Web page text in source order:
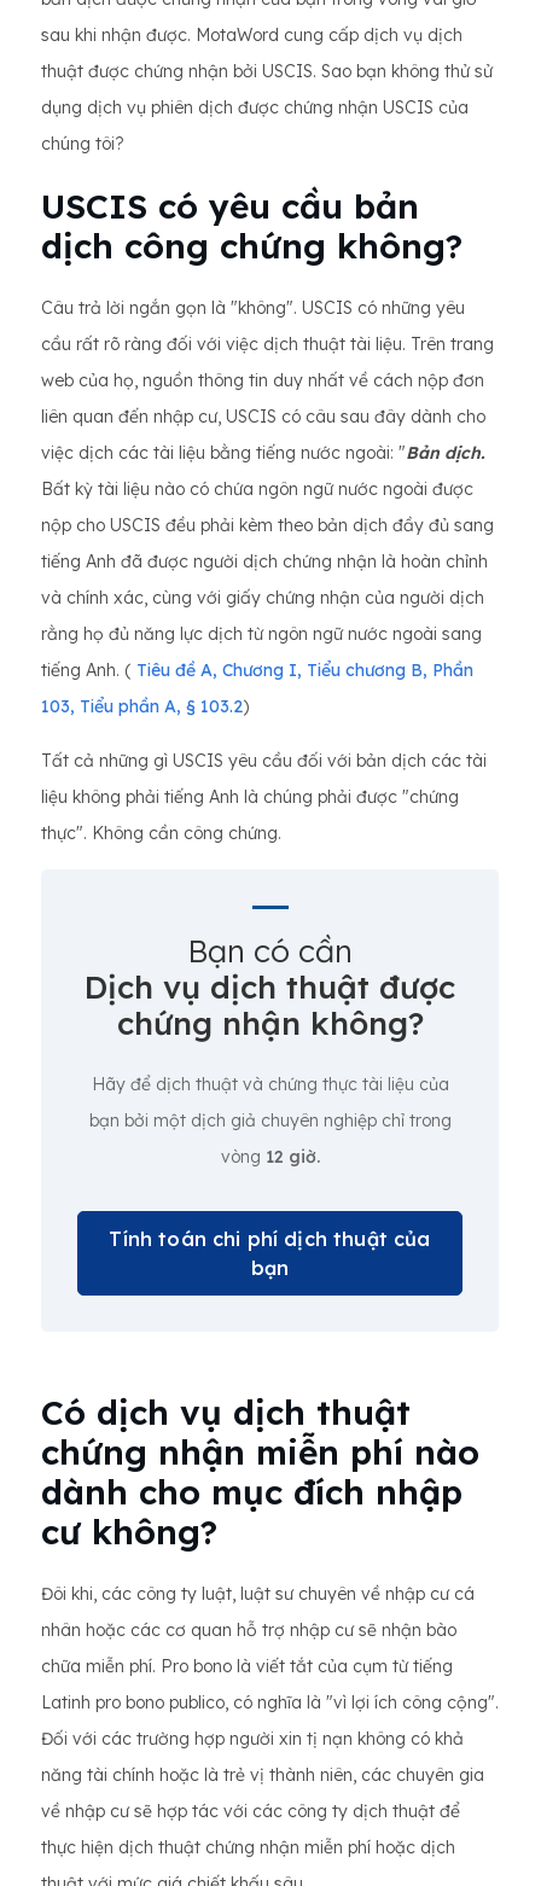
sau khi nhận được. MotaWord cung cấp dịch vụ dịch
thuật được chứng nhận bởi USCIS. Sao bạn không thử sử
dụng dịch vụ phiên dịch được chứng nhận USCIS của
chúng tôi?
USCIS có yêu cầu bản
dịch công chứng không?
Câu trả lời ngắn gọn là "không". USCIS có những yêu
cầu rất rõ ràng đối với việc dịch thuật tài liệu. Trên trang
web của họ, nguồn thông tin duy nhất về cách nộp đơn
liên quan đến nhập cư, USCIS có câu sau đây dành cho
việc dịch các tài liệu bằng tiếng nước ngoài: "Bản dịch.
Bất kỳ tài liệu nào có chứa ngôn ngữ nước ngoài được
nộp cho USCIS đều phải kèm theo bản dịch đầy đủ sang
tiếng Anh đã được người dịch chứng nhận là hoàn chỉnh
và chính xác, cùng với giấy chứng nhận của người dịch
rằng họ đủ năng lực dịch từ ngôn ngữ nước ngoài sang
tiếng Anh. ( Tiêu đề A, Chương I, Tiểu chương B, Phần
103, Tiểu phần A, § 103.2)
Tất cả những gì USCIS yêu cầu đối với bản dịch các tài
liệu không phải tiếng Anh là chúng phải được "chứng
thực". Không cần công chứng.
Bạn có cần
Dịch vụ dịch thuật được
chứng nhận không?
Hãy để dịch thuật và chứng thực tài liệu của
bạn bởi một dịch giả chuyên nghiệp chỉ trong
vòng 12 giờ.
Tính toán chi phí dịch thuật của
bạn
Có dịch vụ dịch thuật
chứng nhận miễn phí nào
dành cho mục đích nhập
cư không?
Đôi khi, các công ty luật, luật sư chuyên về nhập cư cá
nhân hoặc các cơ quan hỗ trợ nhập cư sẽ nhận bào
chữa miễn phí. Pro bono là viết tắt của cụm từ tiếng
Latinh pro bono publico, có nghĩa là "vì lợi ích công cộng".
Đối với các trường hợp người xin tị nạn không có khả
năng tài chính hoặc là trẻ vị thành niên, các chuyên gia
về nhập cư sẽ hợp tác với các công ty dịch thuật để
thực hiện dịch thuật chứng nhận miễn phí hoặc dịch